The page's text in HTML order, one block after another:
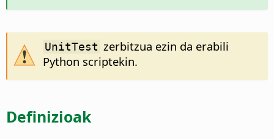
UnitTest zerbitzua ezin da erabili
Python scriptekin.
Definizioak